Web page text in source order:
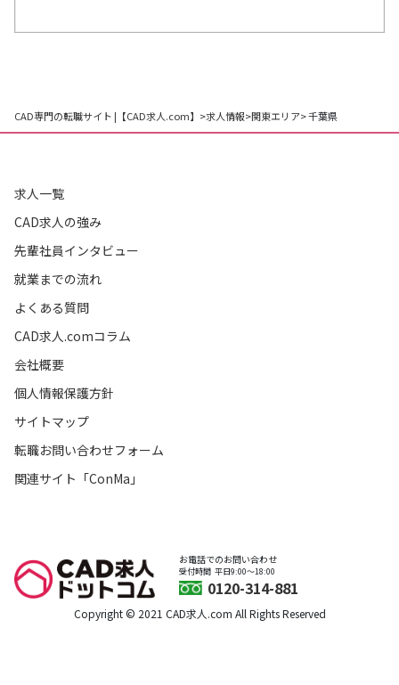
CAD専門の転職サイト |【CAD求人.com】 >求人情報>関東エリア> 千葉県
求人一覧
CAD求人の強み
先輩社員インタビュー
就業までの流れ
よくある質問
CAD求人.comコラム
会社概要
個人情報保護方針
サイトマップ
転職お問い合わせフォーム
関連サイト「ConMa」
お電話でのお問い合わせ
受付時間 平日9:00〜18:00
0120-314-881
Copyright © 2021 CAD求人.com All Rights Reserved